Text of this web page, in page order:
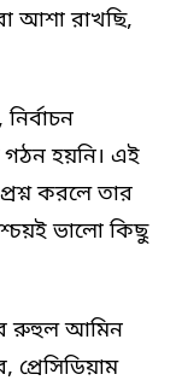
আশা রাখছি,
গঠন হয়নি। এই
করলে তার
ভালো কিছু
রুহুল আমিন